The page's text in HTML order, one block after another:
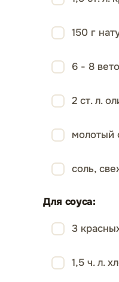
150 г
6 - 8
2 ст. л.
молотый
соль,
Для соуса:
3
1,5 ч. л.